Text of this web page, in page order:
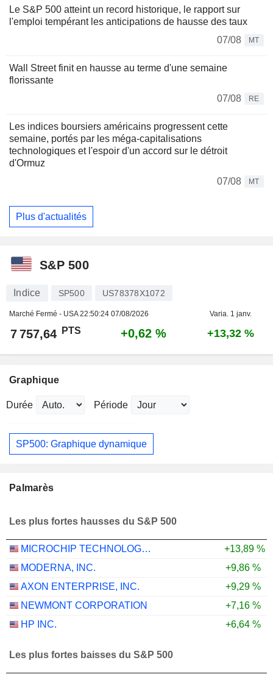
Le S&P 500 atteint un record historique, le rapport sur
l'emploi tempérant les anticipations de hausse des taux
07/08
MT
Wall Street finit en hausse au terme d'une semaine
florissante
07/08
RE
Les indices boursiers américains progressent cette
semaine, portés par les méga-capitalisations
technologiques et l'espoir d'un accord sur le détroit
d'Ormuz
07/08
MT
Plus d'actualités
S&P 500
Indice SP500 US78378X1072
Marché Fermé - USA22:50:24 07/08/2026 Varia. 1 janv.
7 757,64 PTS +0,62 % +13,32 %
Graphique
Durée Période
SP500: Graphique dynamique
Palmarès
Les plus fortes hausses du S&P 500
MICROCHIP TECHNOLOGY INCORPORATED
+13,89 %
MODERNA, INC.
+9,86 %
AXON ENTERPRISE, INC.
+9,29 %
NEWMONT CORPORATION
+7,16 %
HP INC.
+6,64 %
Les plus fortes baisses du S&P 500